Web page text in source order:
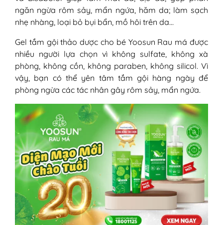
ngăn ngừa rôm sảy, mẩn ngứa, hăm da; làm sạch
nhẹ nhàng, loại bỏ bụi bẩn, mồ hôi trên da…
Gel tắm gội thảo dược cho bé Yoosun Rau má được
nhiều người lựa chọn vì không sulfate, không xà
phòng, không cồn, không paraben, không silicol. Vì
vậy, bạn có thể yên tâm tắm gội hàng ngày để
phòng ngừa các tác nhân gây rôm sảy, mẩn ngứa.